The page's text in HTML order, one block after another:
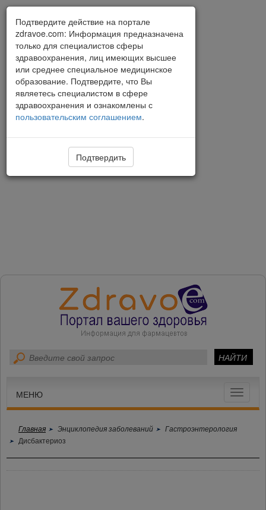
Toggle
МЕНЮ
Главная Энциклопедия заболеваний
Гастроэнтерология
Дисбактериоз
Подтвердите действие на портале
zdravoe.com: Информация предназначена
только для специалистов сферы
здравоохранения, лиц имеющих высшее
или среднее специальное медицинское
образование. Подтвердите, что Вы
являетесь специалистом в сфере
здравоохранения и ознакомлены с
пользовательским соглашением.
Подтвердить